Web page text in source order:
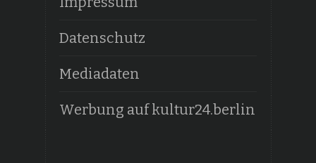
Datenschutz
Mediadaten
Werbung auf kultur24.berlin